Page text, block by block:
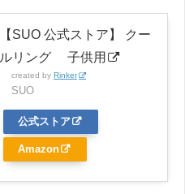
【SUO 公式ストア】 クー
ルリング 子供用
created by Rinker
SUO
公式ストア
Amazon